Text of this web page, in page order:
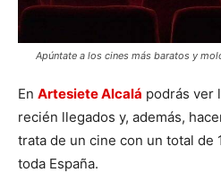
Apúntate a los cines más baratos y
En Artesiete Alcalá podrás ver
recién llegados y, además,
trata de un cine con un total de
toda España.